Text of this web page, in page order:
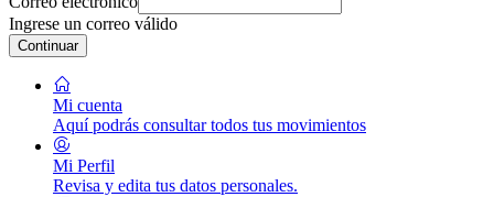
Ingrese un correo válido
Continuar
Mi cuenta
Aquí podrás consultar todos tus movimientos
Mi Perfil
Revisa y edita tus datos personales.